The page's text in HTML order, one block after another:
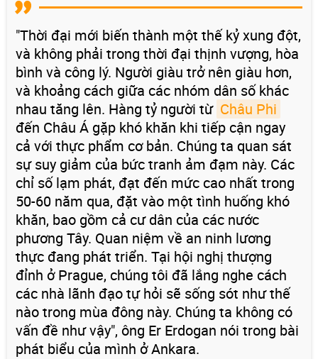
"Thời đại mới biến thành một thế kỷ xung đột,
và không phải trong thời đại thịnh vượng, hòa
bình và công lý. Người giàu trở nên giàu hơn,
và khoảng cách giữa các nhóm dân số khác
nhau tăng lên. Hàng tỷ người từ Châu Phi
đến Châu Á gặp khó khăn khi tiếp cận ngay
cả với thực phẩm cơ bản. Chúng ta quan sát
sự suy giảm của bức tranh ảm đạm này. Các
chỉ số lạm phát, đạt đến mức cao nhất trong
50-60 năm qua, đặt vào một tình huống khó
khăn, bao gồm cả cư dân của các nước
phương Tây. Quan niệm về an ninh lương
thực đang phát triển. Tại hội nghị thượng
đỉnh ở Prague, chúng tôi đã lắng nghe cách
các nhà lãnh đạo tự hỏi sẽ sống sót như thế
nào trong mùa đông này. Chúng ta không có
vấn đề như vậy", ông Er Erdogan nói trong bài
phát biểu của mình ở Ankara.